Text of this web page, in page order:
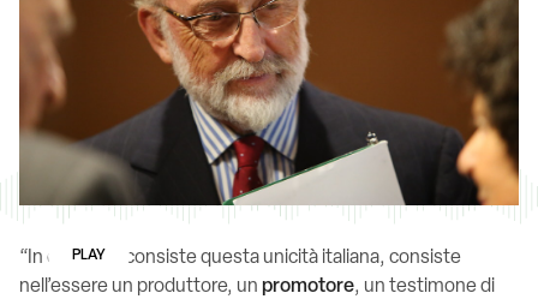
PLAY
“In che cosa consiste questa unicità italiana, consiste
nell’essere un produttore, un promotore, un testimone di